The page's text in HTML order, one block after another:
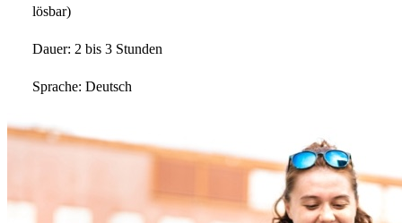
lösbar)
Dauer: 2 bis 3 Stunden
Sprache: Deutsch